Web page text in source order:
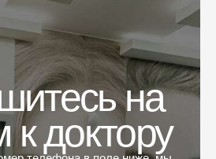
на
к доктору